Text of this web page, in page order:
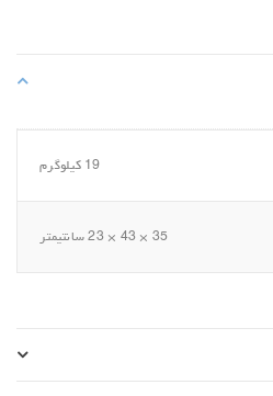
19 کیلوگرم
35 × 43 × 23 سانتیمتر